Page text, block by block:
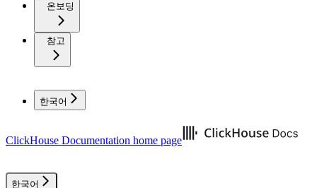
온보딩
참고
한국어
ClickHouse Documentation home page
한국어